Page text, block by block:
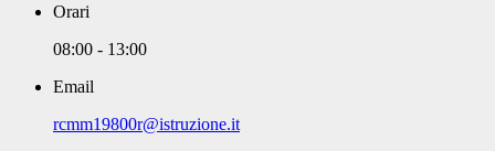
Orari
08:00 - 13:00
Email
rcmm19800r@istruzione.it